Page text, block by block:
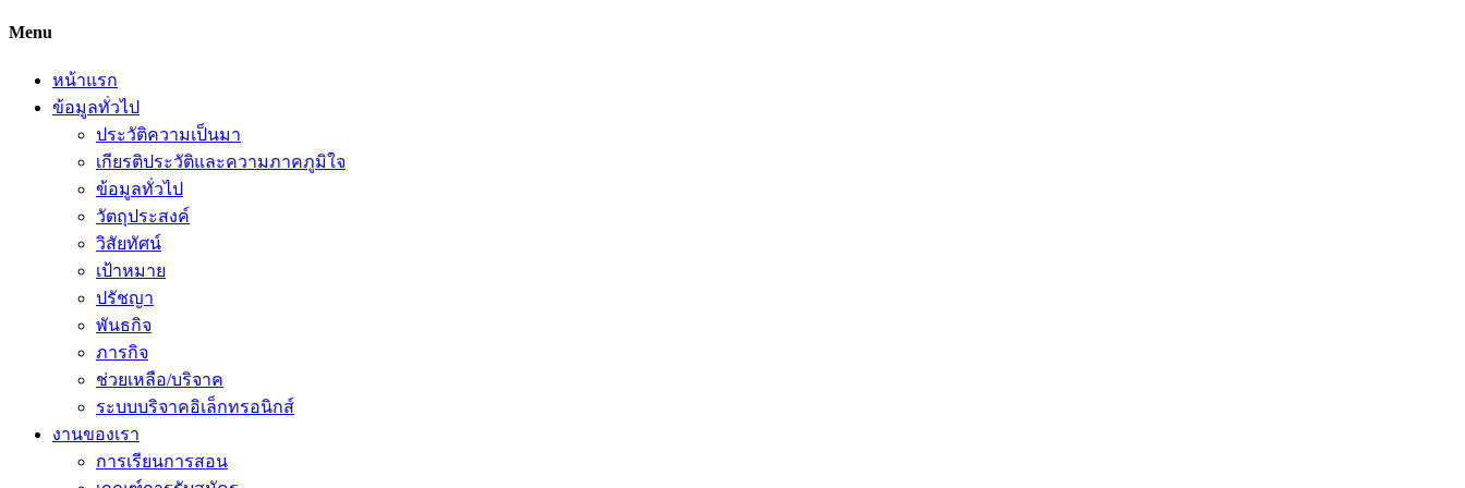
Menu
หน้าแรก
ข้อมูลทั่วไป
ประวัติความเป็นมา
เกียรติประวัติและความภาคภูมิใจ
ข้อมูลทั่วไป
วัตถุประสงค์
วิสัยทัศน์
เป้าหมาย
ปรัชญา
พันธกิจ
ภารกิจ
ช่วยเหลือ/บริจาค
ระบบบริจาคอิเล็กทรอนิกส์
งานของเรา
การเรียนการสอน